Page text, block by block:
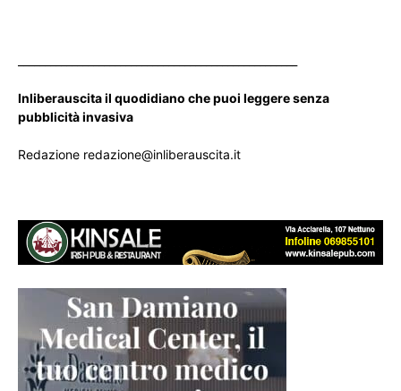
Inliberauscita il quodidiano che puoi leggere senza
pubblicità invasiva
Redazione redazione@inliberauscita.it